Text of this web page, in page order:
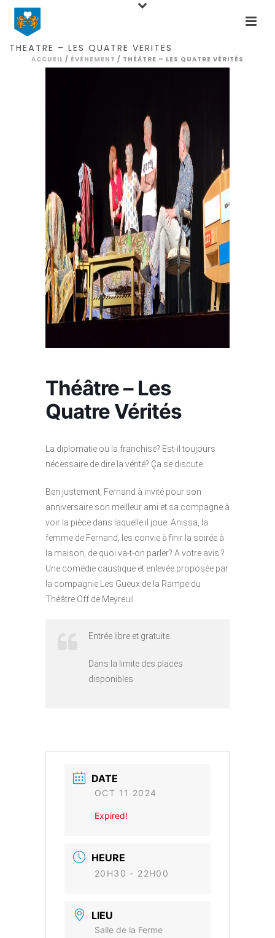
THÉÂTRE – LES QUATRE VÉRITÉS
ACCUEIL / ÉVÉNEMENT / THÉÂTRE – LES QUATRE VÉRITÉS
Théâtre – Les
Quatre Vérités
La diplomatie ou la franchise? Est-il toujours
nécessaire de dire la vérité? Ça se discute.
Ben justement, Fernand à invité pour son
anniversaire son meilleur ami et sa compagne à
voir la pièce dans laquelle il joue. Anissa, la
femme de Fernand, les convie à finir la soirée à
la maison, de quoi va-t-on parler? A votre avis ?
Une comédie caustique et enlevée proposée par
la compagnie Les Gueux de la Rampe du
Théâtre Off de Meyreuil.
Entrée libre et gratuite.
Dans la limite des places
disponibles
DATE
OCT 11 2024
Expired!
HEURE
20H30 - 22H00
LIEU
Salle de la Ferme